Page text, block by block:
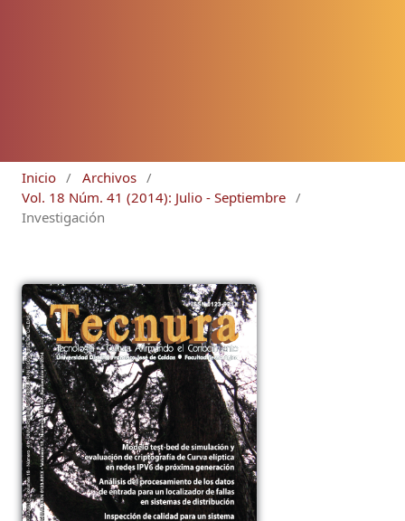
Inicio / Archivos /
Vol. 18 Núm. 41 (2014): Julio - Septiembre /
Investigación